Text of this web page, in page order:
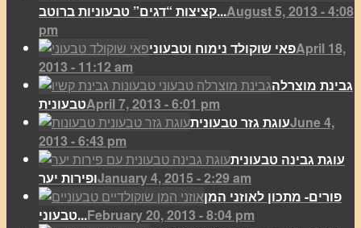
קציצות “דגים” טבעוניות ברוטב...August 5, 2013 - 4:08
pm
פאי שוקולד נימוח וטבעוניApril 18,
2013 - 11:12 am
גבינת מוצרלה
טבעוניתApril 7, 2013 - 6:01 pm
עוגת גזר טבעוניתJune 4,
2013 - 6:43 pm
עוגת גבינה טבעונית
ופירות יערJanuary 4, 2015 - 2:29 am
פורים- מתכון לאוזני המן
טבעוני...February 20, 2013 - 8:04 pm